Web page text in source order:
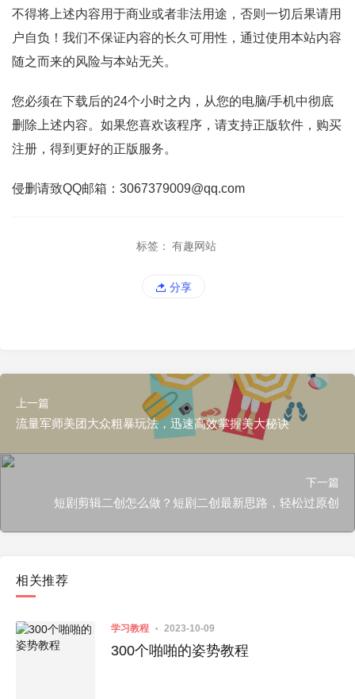
不得将上述内容用于商业或者非法用途，否则一切后果请用
户自负！我们不保证内容的长久可用性，通过使用本站内容
随之而来的风险与本站无关。
您必须在下载后的24个小时之内，从您的电脑/手机中彻底
删除上述内容。如果您喜欢该程序，请支持正版软件，购买
注册，得到更好的正版服务。
侵删请致QQ邮箱：3067379009@qq.com
标签： 有趣网站
分享
上一篇
流量军师美团大众粗暴玩法，迅速高效掌握美大秘诀
下一篇
短剧剪辑二创怎么做？短剧二创最新思路，轻松过原创
相关推荐
学习教程 2023-10-09
300个啪啪的姿势教程